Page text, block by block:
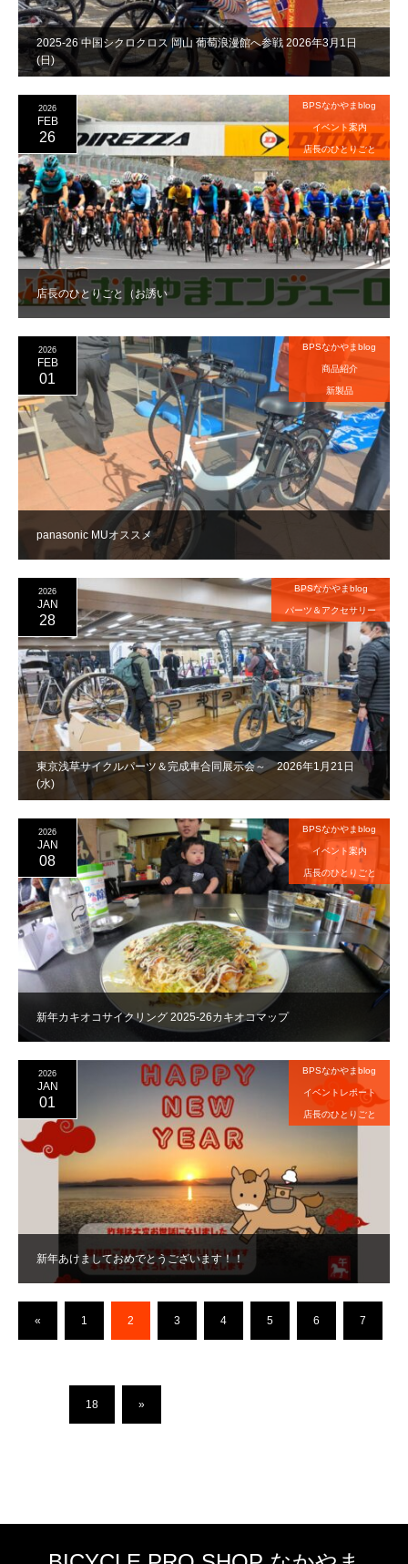
2025-26 中国シクロクロス 岡山 葡萄浪漫館へ参戦 2026年3月1日
(日)
店長のひとりごと（お誘い
2026
FEB
26
BPSなかやまblog
イベント案内
店長のひとりごと
panasonic MUオススメ
2026
FEB
01
BPSなかやまblog
商品紹介
新製品
東京浅草サイクルパーツ＆完成車合同展示会～ 2026年1月21日
(水)
2026
JAN
28
BPSなかやまblog
パーツ＆アクセサリー
新年カキオコサイクリング 2025-26カキオコマップ
2026
JAN
08
BPSなかやまblog
イベント案内
店長のひとりごと
新年あけましておめでとうございます！！
2026
JAN
01
BPSなかやまblog
イベントレポート
店長のひとりごと
« 1 2 3 4 5 6 7
18 »